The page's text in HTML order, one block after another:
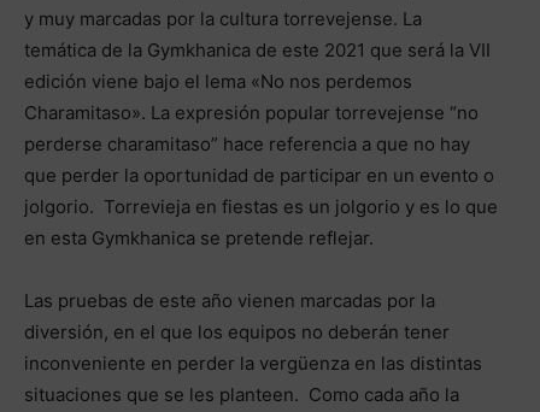
y muy marcadas por la cultura torrevejense. La
temática de la Gymkhanica de este 2021 que será la VII
edición viene bajo el lema «No nos perdemos
Charamitaso». La expresión popular torrevejense “no
perderse charamitaso” hace referencia a que no hay
que perder la oportunidad de participar en un evento o
jolgorio. Torrevieja en fiestas es un jolgorio y es lo que
en esta Gymkhanica se pretende reflejar.
Las pruebas de este año vienen marcadas por la
diversión, en el que los equipos no deberán tener
inconveniente en perder la vergüenza en las distintas
situaciones que se les planteen. Como cada año la